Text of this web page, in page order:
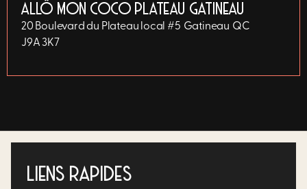
ALLÔ MON COCO PLATEAU GATINEAU
20 Boulevard du Plateau local #5 Gatineau QC
J9A 3K7
LIENS RAPIDES